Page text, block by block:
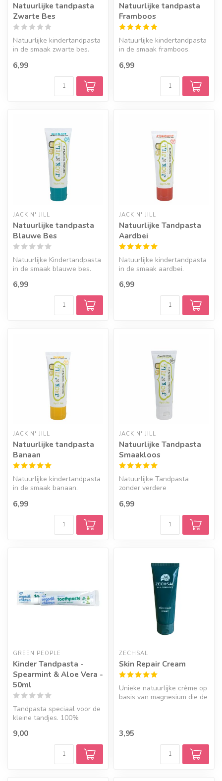
Natuurlijke tandpasta
Zwarte Bes
Natuurlijke kindertandpasta
in de smaak zwarte bes.
6,99
Natuurlijke tandpasta
Framboos
Natuurlijke kindertandpasta
in de smaak framboos.
6,99
JACK N' JILL
Natuurlijke tandpasta
Blauwe Bes
Natuurlijke Kindertandpasta
in de smaak blauwe bes.
6,99
JACK N' JILL
Natuurlijke Tandpasta
Aardbei
Natuurlijke kindertandpasta
in de smaak aardbei.
6,99
JACK N' JILL
Natuurlijke tandpasta
Banaan
Natuurlijke kindertandpasta
in de smaak banaan.
6,99
JACK N' JILL
Natuurlijke Tandpasta
Smaakloos
Natuurlijke Tandpasta
zonder verdere
6,99
GREEN PEOPLE
Kinder Tandpasta -
Spearmint & Aloe Vera -
50ml
Tandpasta speciaal voor de
kleine tandjes. 100%
vegan....
9,00
ZECHSAL
Skin Repair Cream
Unieke natuurlijke crème op
basis van magnesium die de
3,95